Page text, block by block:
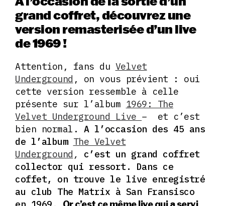
grand coffret, découvrez une
version remasterisée d’un live
de 1969 !
Attention, fans du Velvet
Underground , on vous prévient : oui
cette version ressemble à celle
présente sur l’album 1969: The
Velvet Underground Live –
et c’est
bien normal. A l’occasion des 45 ans
de l’album The Velvet
Underground , c’est un grand coffret
collector qui ressort. Dans ce
coffet, on trouve le live enregistré
au club The Matrix à San Fransisco